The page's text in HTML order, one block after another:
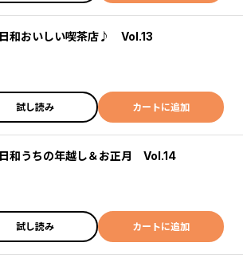
和おいしい喫茶店♪ Vol.13
試し読み カートに追加
和うちの年越し＆お正月 Vol.14
試し読み カートに追加